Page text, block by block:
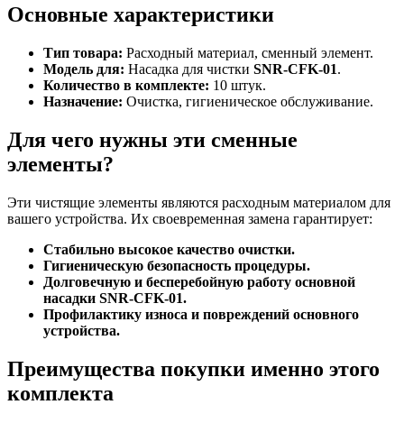
Основные характеристики
Тип товара: Расходный материал, сменный элемент.
Модель для: Насадка для чистки SNR-CFK-01.
Количество в комплекте: 10 штук.
Назначение: Очистка, гигиеническое обслуживание.
Для чего нужны эти сменные
элементы?
Эти чистящие элементы являются расходным материалом для
вашего устройства. Их своевременная замена гарантирует:
Стабильно высокое качество очистки.
Гигиеническую безопасность процедуры.
Долговечную и бесперебойную работу основной
насадки SNR-CFK-01.
Профилактику износа и повреждений основного
устройства.
Преимущества покупки именно этого
комплекта